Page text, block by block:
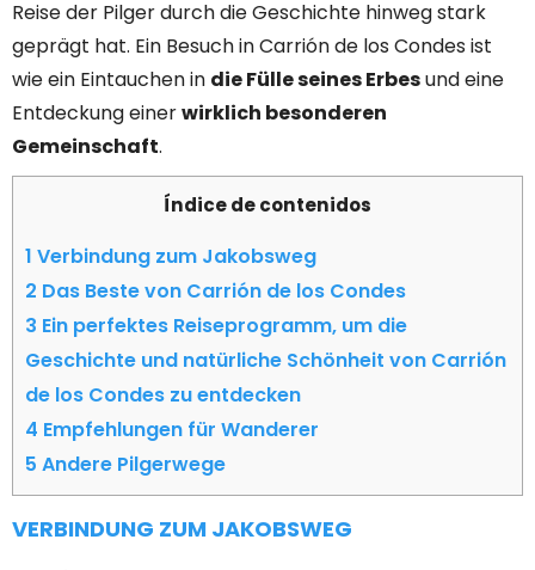
Reise der Pilger durch die Geschichte hinweg stark
geprägt hat. Ein Besuch in Carrión de los Condes ist
wie ein Eintauchen in die Fülle seines Erbesund eine
Entdeckung einerwirklich besonderen
Gemeinschaft.
Índice de contenidos
1 Verbindung zum Jakobsweg
2 Das Beste von Carrión de los Condes
3 Ein perfektes Reiseprogramm, um die
Geschichte und natürliche Schönheit von Carrión
de los Condes zu entdecken
4 Empfehlungen für Wanderer
5 Andere Pilgerwege
VERBINDUNG ZUM JAKOBSWEG